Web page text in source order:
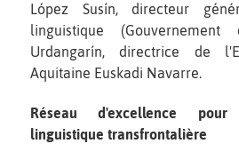
López Susín, directeur
linguistique
Urdangarín, directrice de
Aquitaine Euskadi Navarre.
Réseau d'excellence
linguistique transfrontalière